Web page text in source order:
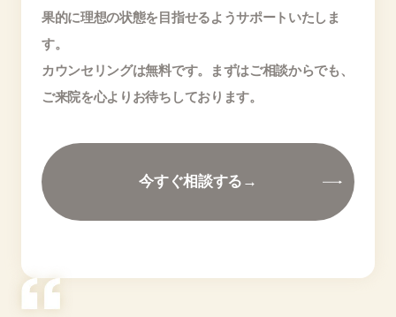
果的に理想の状態を目指せるようサポートいたしま
す。
カウンセリングは無料です。まずはご相談からでも、
ご来院を心よりお待ちしております。
今すぐ相談する→